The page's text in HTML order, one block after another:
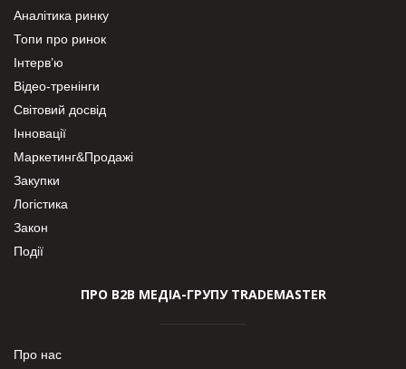
Аналітика ринку
Топи про ринок
Інтерв’ю
Відео-тренінги
Світовий досвід
Інновації
Маркетинг&Продажі
Закупки
Логістика
Закон
Події
ПРО В2В МЕДІА-ГРУПУ TRADEMASTER
Про нас